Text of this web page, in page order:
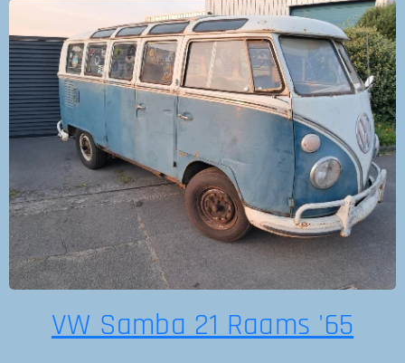
VW Samba 21 Raams '65